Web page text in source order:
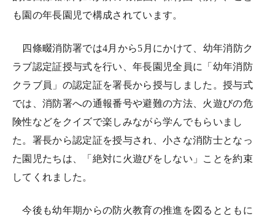
も園の年長園児で構成されています。
四條畷消防署では4月から5月にかけて、幼年消防ク
ラブ認定証授与式を行い、年長園児全員に「幼年消防
クラブ員」の認定証を署長から授与しました。授与式
では、消防署への通報番号や避難の方法、火遊びの危
険性などをクイズで楽しみながら学んでもらいまし
た。署長から認定証を授与され、小さな消防士となっ
た園児たちは、「絶対に火遊びをしない」ことを約束
してくれました。
今後も幼年期からの防火教育の推進を図るとともに